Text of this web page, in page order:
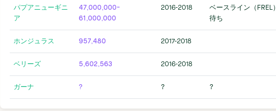
パプアニューギニ
ア
47,000,000-
61,000,000
2016-2018
ベースライン（FREL
待ち
ホンジュラス 957,480 2017-2018
ベリーズ 5,602,563 2016-2018
ガーナ ? ? ?